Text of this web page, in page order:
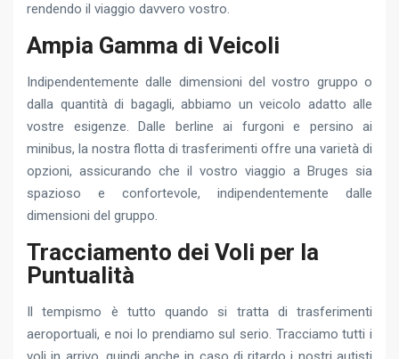
rendendo il viaggio davvero vostro.
Ampia Gamma di Veicoli
Indipendentemente dalle dimensioni del vostro gruppo o
dalla quantità di bagagli, abbiamo un veicolo adatto alle
vostre esigenze. Dalle berline ai furgoni e persino ai
minibus, la nostra flotta di trasferimenti offre una varietà di
opzioni, assicurando che il vostro viaggio a Bruges sia
spazioso e confortevole, indipendentemente dalle
dimensioni del gruppo.
Tracciamento dei Voli per la
Puntualità
Il tempismo è tutto quando si tratta di trasferimenti
aeroportuali, e noi lo prendiamo sul serio. Tracciamo tutti i